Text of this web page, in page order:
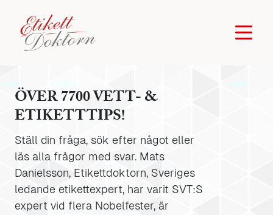
ÖVER 7700 VETT- &
ETIKETTTIPS!
Ställ din fråga, sök efter något eller
läs alla frågor med svar. Mats
Danielsson, Etikettdoktorn, Sveriges
ledande etikettexpert, har varit SVT:S
expert vid flera Nobelfester, är